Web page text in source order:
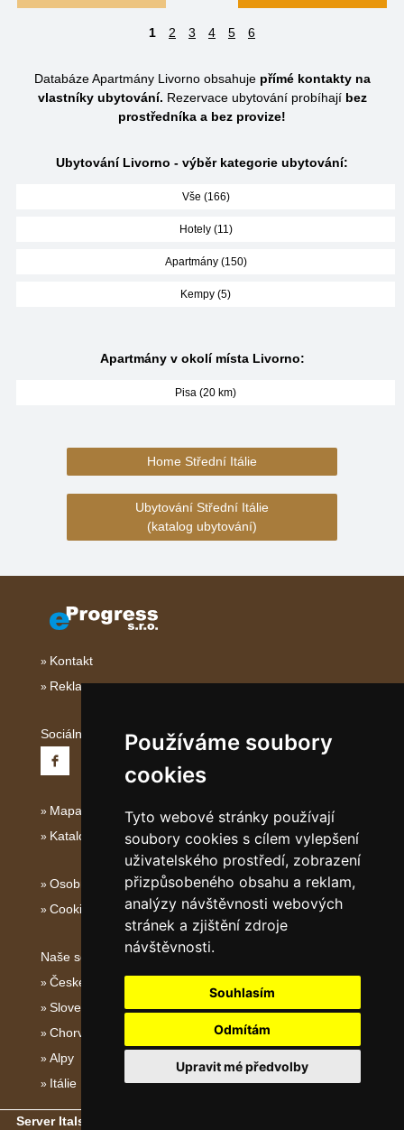
Používáme soubory
cookies
Tyto webové stránky používají
soubory cookies s cílem vylepšení
uživatelského prostředí, zobrazení
přizpůsobeného obsahu a reklam,
analýzy návštěvnosti webových
stránek a zjištění zdroje
návštěvnosti.
Souhlasím
Odmítám
Upravit mé předvolby
1 2 3 4 5 6
Databáze Apartmány Livorno obsahuje přímé kontakty na
vlastníky ubytování. Rezervace ubytování probíhají bez
prostředníka a bez provize!
Ubytování Livorno - výběr kategorie ubytování:
Vše (166)
Hotely (11)
Apartmány (150)
Kempy (5)
Apartmány v okolí místa Livorno:
Pisa (20 km)
Home Střední Itálie
Ubytování Střední Itálie
(katalog ubytování)
Kontakt
Reklama
Sociální sítě:
Mapa serveru Střední Itálie
Katalog ubytování
Osobní údaje
Cookies
Naše servery:
České hory
Slovenské hory
Chorvatsko
Alpy
Itálie
Server Italské hory, ostrovy a pobřeží